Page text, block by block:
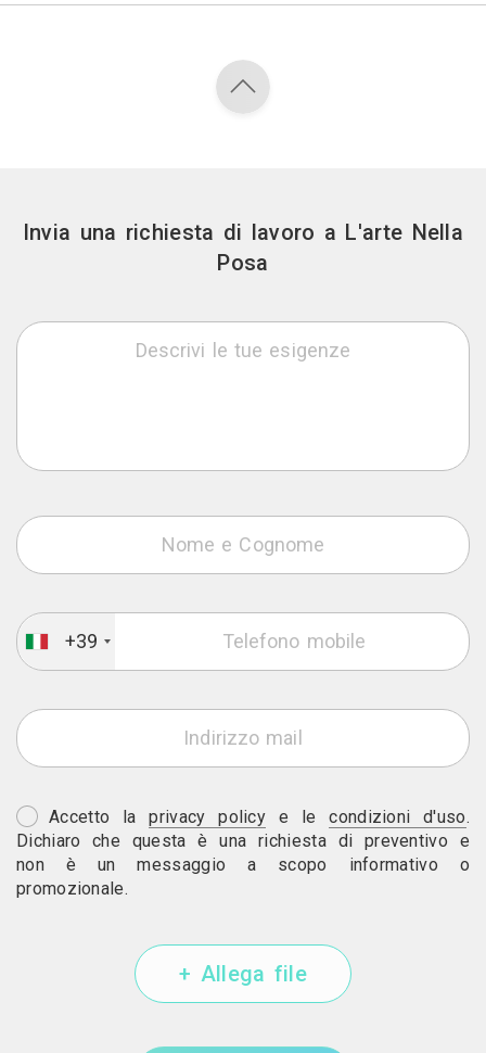
Invia una richiesta di lavoro a L'arte Nella
Posa
+39
Accetto laprivacy policy e lecondizioni d'uso.
Dichiaro che questa è una richiesta di preventivo e
non è un messaggio a scopo informativo o
promozionale.
+ Allega file